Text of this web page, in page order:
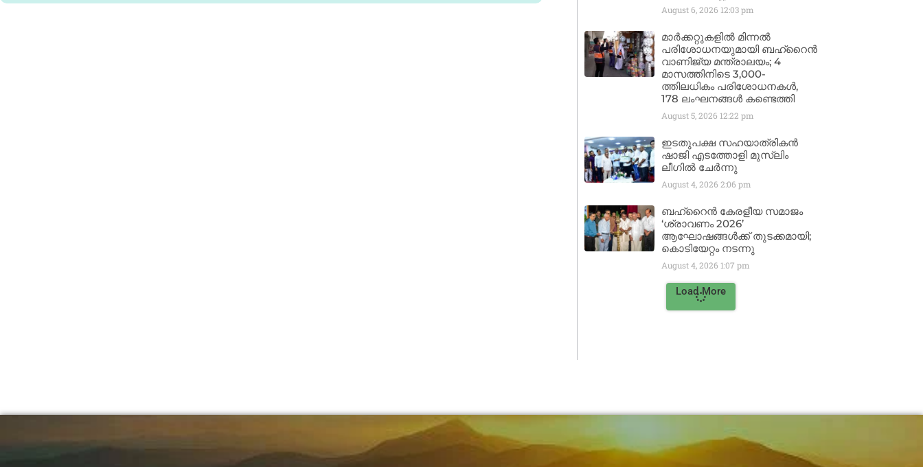
August 6, 2026 12:03 pm
മാർക്കറ്റുകളിൽ മിന്നൽ
പരിശോധനയുമായി ബഹ്‌റൈൻ
വാണിജ്യ മന്ത്രാലയം; 4
മാസത്തിനിടെ 3,000-
ത്തിലധികം പരിശോധനകൾ,
178 ലംഘനങ്ങൾ കണ്ടെത്തി
August 5, 2026 12:22 pm
ഇടതുപക്ഷ സഹയാത്രികൻ
ഷാജി എടത്തോളി മുസ്‌ലിം
ലീഗിൽ ചേർന്നു
August 4, 2026 2:06 pm
ബഹ്‌റൈൻ കേരളീയ സമാജം
‘ശ്രാവണം 2026’
ആഘോഷങ്ങൾക്ക് തുടക്കമായി;
കൊടിയേറ്റം നടന്നു
August 4, 2026 1:07 pm
Load More